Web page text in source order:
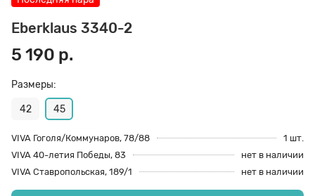
Eberklaus 3340-2
5 190 р.
Размеры:
42 45
VIVA Гоголя/Коммунаров, 78/88
1 шт.
VIVA 40-летия Победы, 83
нет в наличии
VIVA Ставропольская, 189/1
нет в наличии
70 den
Подпяточники
Пропитка
Пяткоудерживатели